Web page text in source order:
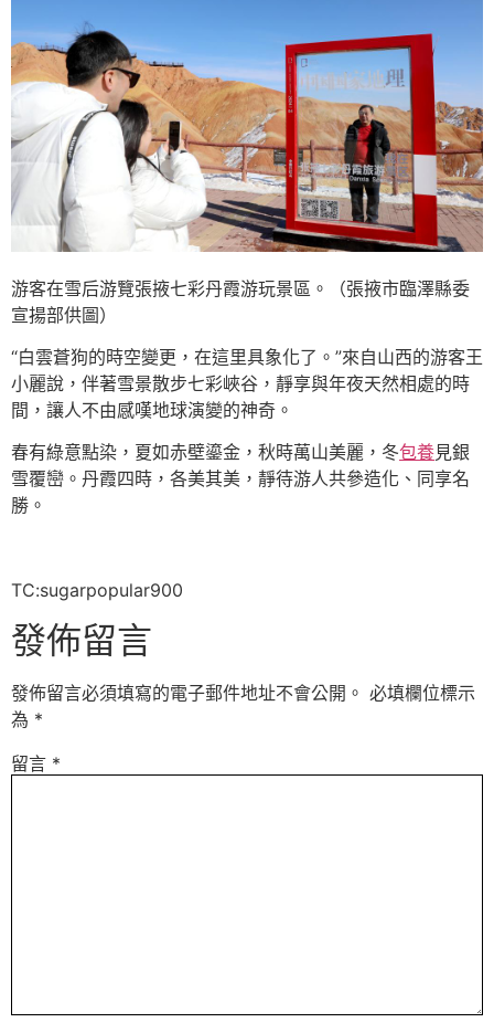
游客在雪后游覽張掖七彩丹霞游玩景區。（張掖市臨澤縣委
宣揚部供圖）
“白雲蒼狗的時空變更，在這里具象化了。”來自山西的游客王
小麗說，伴著雪景散步七彩峽谷，靜享與年夜天然相處的時
間，讓人不由感嘆地球演變的神奇。
春有綠意點染，夏如赤壁鎏金，秋時萬山美麗，冬包養見銀
雪覆巒。丹霞四時，各美其美，靜待游人共參造化、同享名
勝。
TC:sugarpopular900
發佈留言
發佈留言必須填寫的電子郵件地址不會公開。 必填欄位標示
為 *
留言 *